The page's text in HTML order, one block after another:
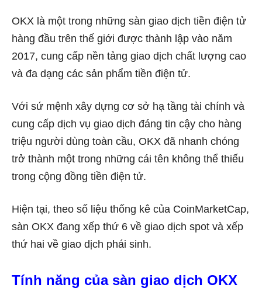
OKX là một trong những sàn giao dịch tiền điện tử
hàng đầu trên thế giới được thành lập vào năm
2017, cung cấp nền tảng giao dịch chất lượng cao
và đa dạng các sản phẩm tiền điện tử.
Với sứ mệnh xây dựng cơ sở hạ tầng tài chính và
cung cấp dịch vụ giao dịch đáng tin cậy cho hàng
triệu người dùng toàn cầu, OKX đã nhanh chóng
trở thành một trong những cái tên không thể thiếu
trong cộng đồng tiền điện tử.
Hiện tại, theo số liệu thống kê của CoinMarketCap,
sàn OKX đang xếp thứ 6 về giao dịch spot và xếp
thứ hai về giao dịch phái sinh.
Tính năng của sàn giao dịch OKX